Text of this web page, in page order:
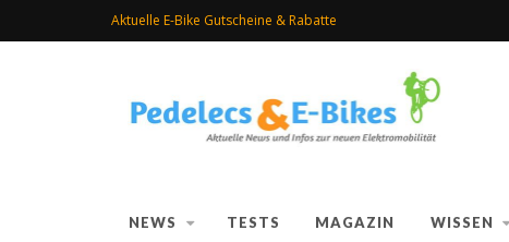
Aktuelle E-Bike Gutscheine & Rabatte
NEWS TESTS MAGAZIN WISSEN